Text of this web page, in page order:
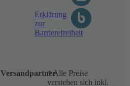
Erklärung
zur
Barrierefreiheit
Versandpartner* Alle Preise
verstehen sich inkl.